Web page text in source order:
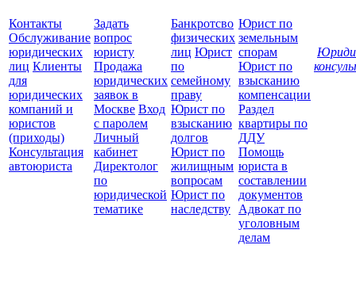
Контакты
Обслуживание
юридических
лиц Клиенты
для
юридических
компаний и
юристов
(приходы)
Консультация
автоюриста
Задать
вопрос
юристу
Продажа
юридических
заявок в
Москве Вход
с паролем
Личный
кабинет
Директолог
по
юридической
тематике
Банкротсво
физических
лиц Юрист
по
семейному
праву
Юрист по
взысканию
долгов
Юрист по
жилищным
вопросам
Юрист по
наследству
Юрист по
земельным
спорам
Юрист по
взысканию
компенсации
Раздел
квартиры по
ДДУ
Помощь
юриста в
составлении
документов
Адвокат по
уголовным
делам